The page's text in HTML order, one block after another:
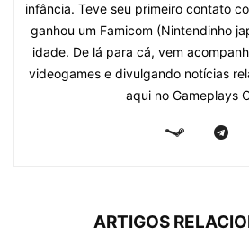
infância. Teve seu primeiro contato
ganhou um Famicom (Nintendinho
idade. De lá para cá, vem
videogames e divulgando notícias
aqui no Gameplays
ARTIGOS